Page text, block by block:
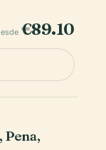
€89.10
Pena,